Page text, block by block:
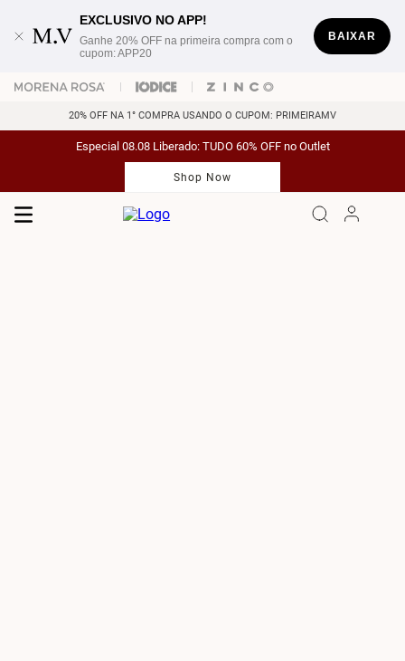
EXCLUSIVO NO APP!
Ganhe 20% OFF na primeira compra com o
cupom: APP20
BAIXAR
20% OFF NA 1° COMPRA USANDO O CUPOM: PRIMEIRAMV
Especial 08.08 Liberado: TUDO 60% OFF no Outlet
Shop Now